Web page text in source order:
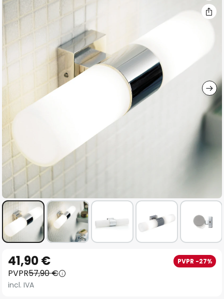
final
de
galería
de
imágenes
comienzo
de
41,90 € PVPR -27%
PVPR57,90 €
incl. IVA